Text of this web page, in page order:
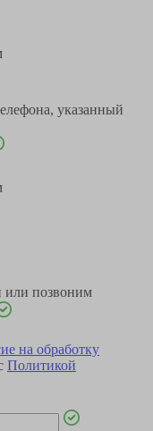
указанный
или позвоним
на обработку
Политикой